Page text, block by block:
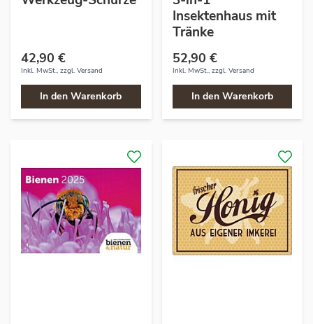
42,90 €
Inkl. MwSt., zzgl. Versand
In den Warenkorb
Insektenhaus mit
Tränke
52,90 €
Inkl. MwSt., zzgl. Versand
In den Warenkorb